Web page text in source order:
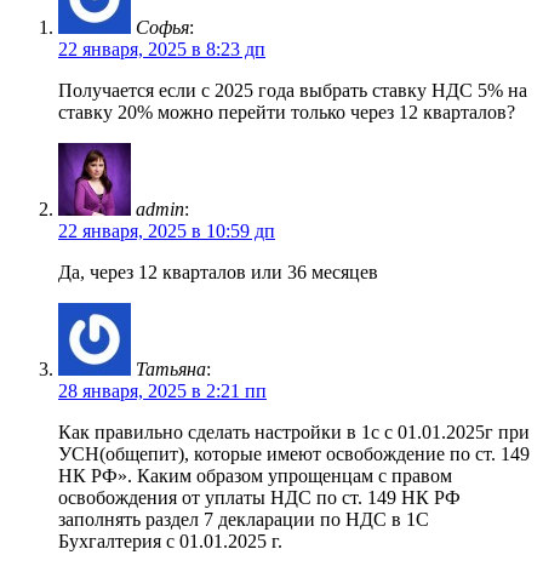
Софья:
22 января, 2025 в 8:23 дп
Получается если с 2025 года выбрать ставку НДС 5% на
ставку 20% можно перейти только через 12 кварталов?
admin:
22 января, 2025 в 10:59 дп
Да, через 12 кварталов или 36 месяцев
Татьяна:
28 января, 2025 в 2:21 пп
Как правильно сделать настройки в 1с с 01.01.2025г при
УСН(общепит), которые имеют освобождение по ст. 149
НК РФ». Каким образом упрощенцам с правом
освобождения от уплаты НДС по ст. 149 НК РФ
заполнять раздел 7 декларации по НДС в 1С
Бухгалтерия с 01.01.2025 г.